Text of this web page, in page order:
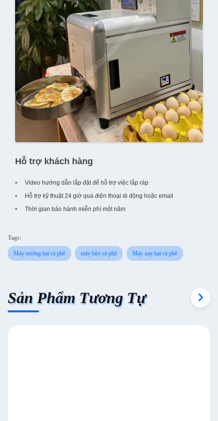
Hỗ trợ khách hàng
Video hướng dẫn lắp đặt để hỗ trợ việc lắp ráp
Hỗ trợ kỹ thuật 24 giờ qua điện thoại di động hoặc email
Thời gian bảo hành miễn phí một năm
Tags:
Máy nướng hạt cà phê máy hủy cà phê Máy xay hạt cà phê
Sản Phẩm Tương Tự